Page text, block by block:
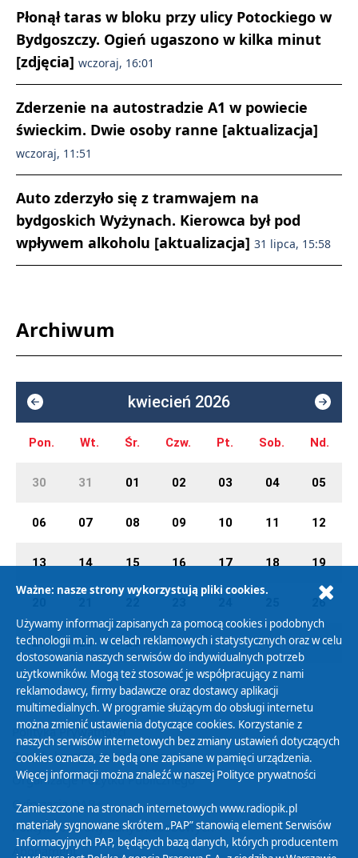
Płonął taras w bloku przy ulicy Potockiego w
Bydgoszczy. Ogień ugaszono w kilka minut
[zdjęcia] wczoraj, 16:01
Zderzenie na autostradzie A1 w powiecie
świeckim. Dwie osoby ranne [aktualizacja]
wczoraj, 11:51
Auto zderzyło się z tramwajem na
bydgoskich Wyżynach. Kierowca był pod
wpływem alkoholu [aktualizacja] 31 lipca, 15:58
Archiwum
kwiecień 2026
Pon. Wt. Śr. Czw. Pt. Sob. Nd.
30 31 01 02 03 04 05
06 07 08 09 10 11 12
13 14 15 16 17 18 19
26
27 28 29 30 01 02 03
Polityka Prywatności
Zasady korzystania z Serwisu
Organizacje Pożytku Publicznego
Cyfryzacja DAB+
Polityka ochrony danych osobowych
Abonament
Ważne: nasze strony wykorzystują pliki cookies.
Używamy informacji zapisanych za pomocą cookies i podobnych
technologii m.in. w celach reklamowych i statystycznych oraz w celu
dostosowania naszych serwisów do indywidualnych potrzeb
użytkowników. Mogą też stosować je współpracujący z nami
reklamodawcy, firmy badawcze oraz dostawcy aplikacji
multimedialnych. W programie służącym do obsługi internetu
można zmienić ustawienia dotyczące cookies. Korzystanie z
naszych serwisów internetowych bez zmiany ustawień dotyczących
cookies oznacza, że będą one zapisane w pamięci urządzenia.
Więcej informacji można znaleźć w naszej Polityce prywatności
Zamieszczone na stronach internetowych www.radiopik.pl
materiały sygnowane skrótem „PAP” stanowią element Serwisów
Informacyjnych PAP, będących bazą danych, których producentem